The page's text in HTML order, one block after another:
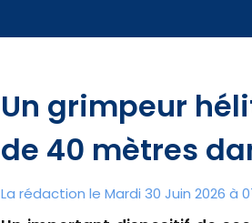
Un grimpeur
de 40 mètres
La rédaction le Mardi 30 Juin 2026 à